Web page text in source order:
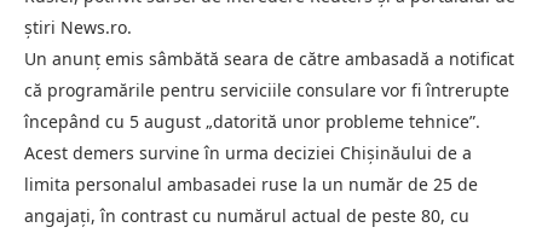
știri News.ro.
Un anunț emis sâmbătă seara de către ambasadă a notificat
că programările pentru serviciile consulare vor fi întrerupte
începând cu 5 august „datorită unor probleme tehnice”.
Acest demers survine în urma deciziei Chișinăului de a
limita personalul ambasadei ruse la un număr de 25 de
angajați, în contrast cu numărul actual de peste 80, cu